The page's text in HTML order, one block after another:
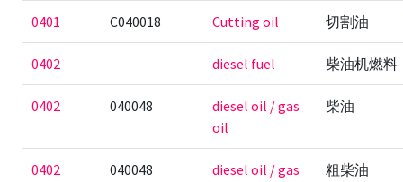
0401 C040018 Cutting oil 切割油
0402 diesel fuel 柴油机燃料
0402 040048
diesel oil / gas
oil
柴油
0402 040048
diesel oil / gas
粗柴油